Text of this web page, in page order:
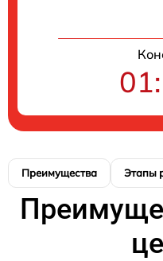
Преимущества Этапы